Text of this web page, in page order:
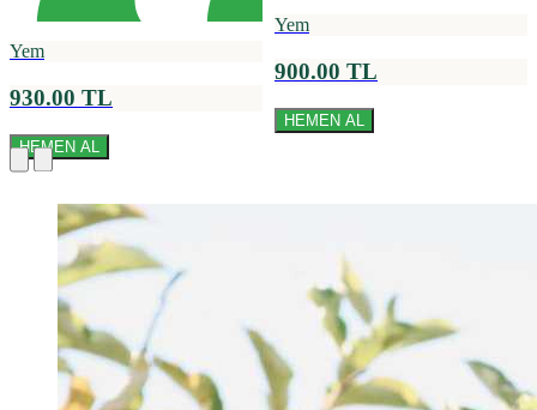
Yem
930.00 TL
HEMEN AL
Yem
900.00 TL
HEMEN AL